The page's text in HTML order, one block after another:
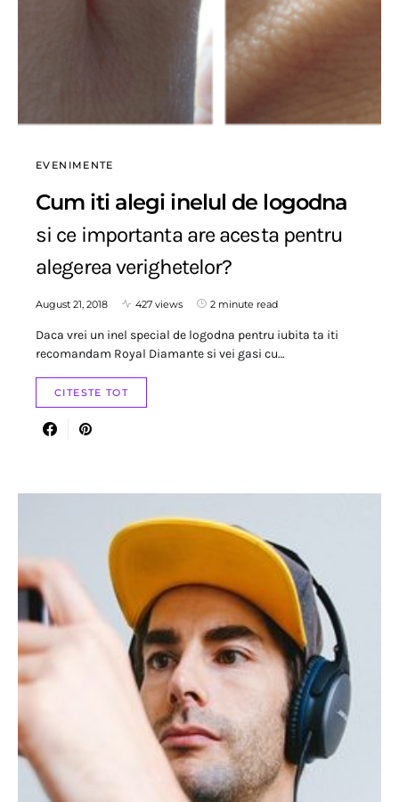
EVENIMENTE
Cum iti alegi inelul de logodna
si ce importanta are acesta pentru
alegerea verighetelor?
August 21, 2018 427 views 2 minute read
Daca vrei un inel special de logodna pentru iubita ta iti
recomandam Royal Diamante si vei gasi cu…
CITESTE TOT